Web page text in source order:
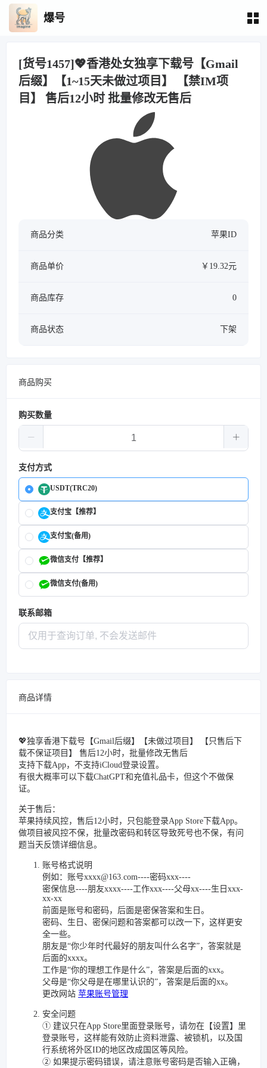
爆号
[货号1457]💖香港处女独享下载号【Gmail
后缀】【1~15天未做过项目】 【禁IM项
目】 售后12小时 批量修改无售后
商品分类 苹果ID
商品单价 ￥19.32元
商品库存 0
商品状态 下架
商品购买
购买数量
支付方式
USDT(TRC20)
支付宝【推荐】
支付宝(备用)
微信支付【推荐】
微信支付(备用)
联系邮箱
商品详情
💖独享香港下载号【Gmail后缀】【未做过项目】 【只售后下
载不保证项目】 售后12小时，批量修改无售后
支持下载App，不支持iCloud登录设置。
有很大概率可以下载ChatGPT和充值礼品卡，但这个不做保
证。
关于售后：
苹果持续风控，售后12小时，只包能登录App Store下载App。
做项目被风控不保，批量改密码和转区导致死号也不保，有问
题当天反馈详细信息。
账号格式说明
例如：账号xxxx@163.com----密码xxx----
密保信息----朋友xxxx----工作xxx----父母xx----生日xxx-
xx-xx
前面是账号和密码，后面是密保答案和生日。
密码、生日、密保问题和答案都可以改一下，这样更安
全一些。
朋友是“你少年时代最好的朋友叫什么名字”，答案就是
后面的xxxx。
工作是“你的理想工作是什么”，答案是后面的xxx。
父母是“你父母是在哪里认识的”，答案是后面的xx。
更改网站 苹果账号管理
安全问题
① 建议只在App Store里面登录账号，请勿在【设置】里
登录账号，这样能有效防止资料泄露、被锁机，以及国
行系统将外区ID的地区改成国区等风险。
② 如果提示密码错误，请注意账号密码是否输入正确，